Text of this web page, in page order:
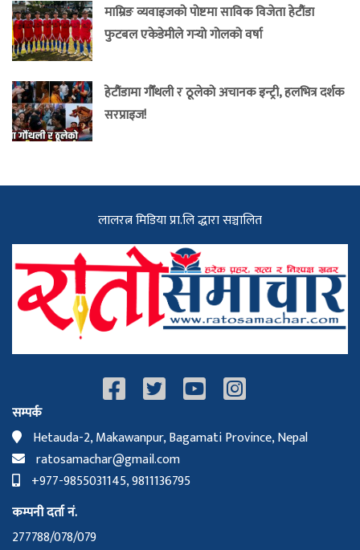
माम्रिङ व्यवाइजको पोष्टमा साविक विजेता हेटौंडा
फुटबल एकेडेमीले गर्‍यो गोलको वर्षा
हेटौंडामा गौँथली र ठूलेको अचानक इन्ट्री, हलभित्र दर्शक
सरप्राइज!
लालरत्न मिडिया प्रा.लि द्धारा सञ्चालित
सम्पर्क
Hetauda-2, Makawanpur, Bagamati Province, Nepal
ratosamachar@gmail.com
+977-9855031145, 9811136795
कम्पनी दर्ता नं.
277788/078/079